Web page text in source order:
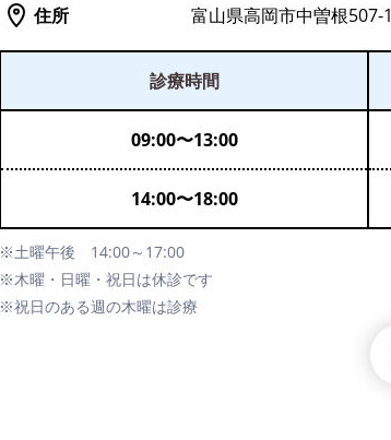
住所 富山県高岡市中曽根507-1
診療時間
09:00〜13:00
14:00〜18:00
※土曜午後 14:00～17:00
※木曜・日曜・祝日は休診です
※祝日のある週の木曜は診療